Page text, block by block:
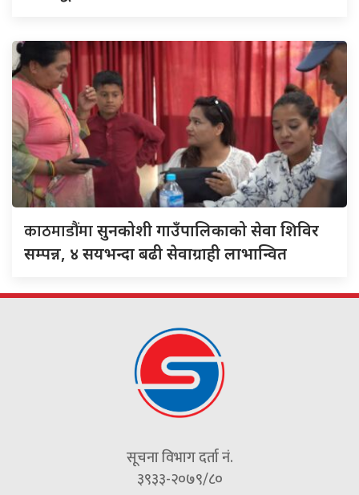
काठमाडौंमासुनकोशी गाउँपालिकाको सेवा शिविर
सम्पन्न, ४ सयभन्दा बढी सेवाग्राही लाभान्वित
सूचना विभाग दर्ता नं.
३९३३-२०७९/८०